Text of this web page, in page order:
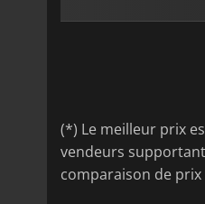
(*) Le meilleur prix
vendeurs supportant
comparaison de